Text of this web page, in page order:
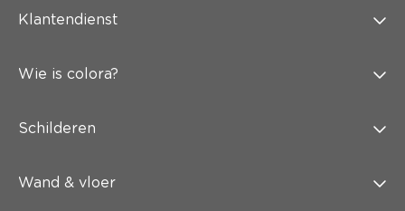
Klantendienst
Wie is colora?
Schilderen
Wand & vloer